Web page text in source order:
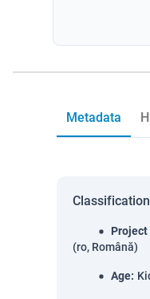
Metadata
Classification
(ro, Română)
Age: